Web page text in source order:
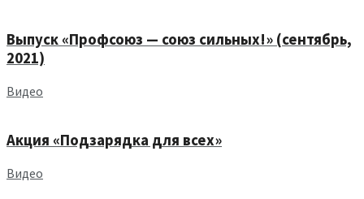
Выпуск «Профсоюз — союз сильных!» (сентябрь,
2021)
Видео
Акция «Подзарядка для всех»
Видео